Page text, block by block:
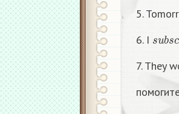
5.
6. I
b
7. They